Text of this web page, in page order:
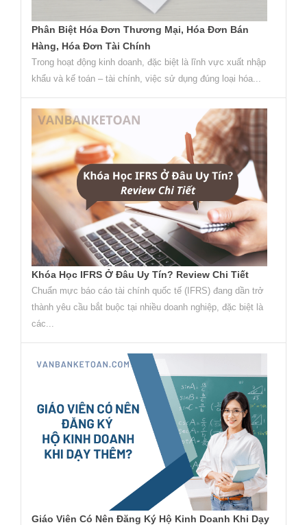
Phân Biệt Hóa Đơn Thương Mại, Hóa Đơn Bán
Hàng, Hóa Đơn Tài Chính
Trong hoạt động kinh doanh, đặc biệt là lĩnh vực xuất nhập
khẩu và kế toán – tài chính, việc sử dụng đúng loại hóa...
Khóa Học IFRS Ở Đâu Uy Tín? Review Chi Tiết
Chuẩn mực báo cáo tài chính quốc tế (IFRS) đang dần trở
thành yêu cầu bắt buộc tại nhiều doanh nghiệp, đặc biệt là
các...
Giáo Viên Có Nên Đăng Ký Hộ Kinh Doanh Khi Dạy